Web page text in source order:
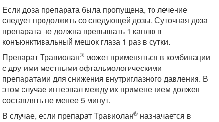
Если доза препарата была пропущена, то лечение
следует продолжить со следующей дозы. Суточная доза
препарата не должна превышать 1 каплю в
конъюнктивальный мешок глаза 1 раз в сутки.
Препарат Травиолан® может применяться в комбинации
с другими местными офтальмологическими
препаратами для снижения внутриглазного давления. В
этом случае интервал между их применением должен
составлять не менее 5 минут.
В случае, если препарат Травиолан® назначается в